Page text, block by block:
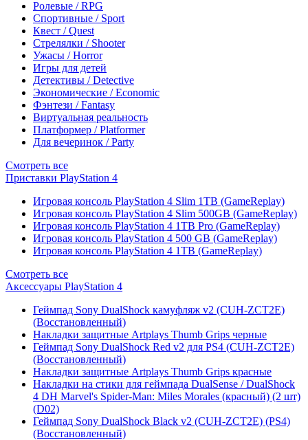
Ролевые / RPG
Спортивные / Sport
Квест / Quest
Стрелялки / Shooter
Ужасы / Horror
Игры для детей
Детективы / Detective
Экономические / Economic
Фэнтези / Fantasy
Виртуальная реальность
Платформер / Platformer
Для вечеринок / Party
Смотреть все
Приставки PlayStation 4
Игровая консоль PlayStation 4 Slim 1TB (GameReplay)
Игровая консоль PlayStation 4 Slim 500GB (GameReplay)
Игровая консоль PlayStation 4 1TB Pro (GameReplay)
Игровая консоль PlayStation 4 500 GB (GameReplay)
Игровая консоль PlayStation 4 1TB (GameReplay)
Смотреть все
Аксессуары PlayStation 4
Геймпад Sony DualShock камуфляж v2 (CUH-ZCT2E)
(Восстановленный)
Накладки защитные Artplays Thumb Grips черные
Геймпад Sony DualShock Red v2 для PS4 (CUH-ZCT2E)
(Восстановленный)
Накладки защитные Artplays Thumb Grips красные
Накладки на стики для геймпада DualSense / DualShock
4 DH Marvel's Spider-Man: Miles Morales (красный) (2 шт)
(D02)
Геймпад Sony DualShock Black v2 (CUH-ZCT2E) (PS4)
(Восстановленный)